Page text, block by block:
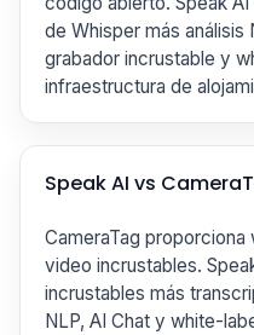
de Whisper más análisis
grabador incrustable y
infraestructura de
Speak AI vs
CameraTag
video incrustables.
incrustables más
NLP, AI Chat y white-